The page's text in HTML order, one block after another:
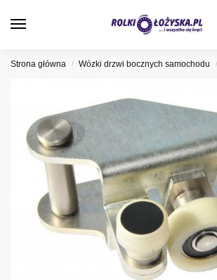
Strona główna / Wózki drzwi bocznych samochodu /